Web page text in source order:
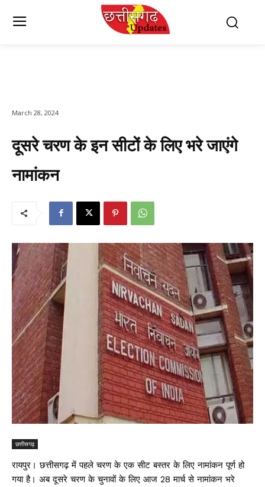
March 28, 2024
दूसरे चरण के इन सीटों के लिए भरे जाएंगे
नामांकन
छत्तीसगढ़
रायपुर। छत्तीसगढ़ में पहले चरण के एक सीट बस्तर के लिए नामांकन पूर्ण हो
गया है। अब दूसरे चरण के चुनावों के लिए आज 28 मार्च से नामांकन भरे